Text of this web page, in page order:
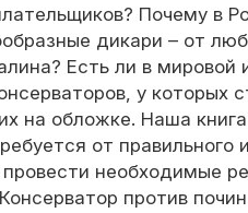
Почему в
дикари – от
Есть ли в мировой
у которых
на обложке. Наша
от правильного
провести необходимые
против